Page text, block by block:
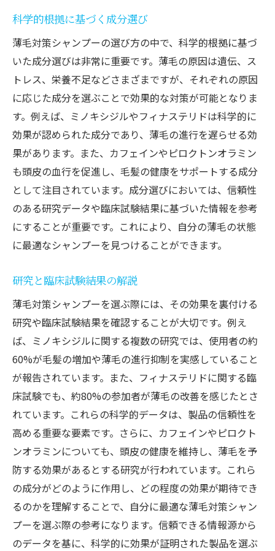
科学的根拠に基づく成分選び
薄毛対策シャンプーの選び方の中で、科学的根拠に基づ
いた成分選びは非常に重要です。薄毛の原因は遺伝、ス
トレス、栄養不足などさまざまですが、それぞれの原因
に応じた成分を選ぶことで効果的な対策が可能となりま
す。例えば、ミノキシジルやフィナステリドは科学的に
効果が認められた成分であり、薄毛の進行を遅らせる効
果があります。また、カフェインやピロクトンオラミン
も頭皮の血行を促進し、毛髪の健康をサポートする成分
として注目されています。成分選びにおいては、信頼性
のある研究データや臨床試験結果に基づいた情報を参考
にすることが重要です。これにより、自分の薄毛の状態
に最適なシャンプーを見つけることができます。
研究と臨床試験結果の解説
薄毛対策シャンプーを選ぶ際には、その効果を裏付ける
研究や臨床試験結果を確認することが大切です。例え
ば、ミノキシジルに関する複数の研究では、使用者の約
60%が毛髪の増加や薄毛の進行抑制を実感していること
が報告されています。また、フィナステリドに関する臨
床試験でも、約80%の参加者が薄毛の改善を感じたとさ
れています。これらの科学的データは、製品の信頼性を
高める重要な要素です。さらに、カフェインやピロクト
ンオラミンについても、頭皮の健康を維持し、薄毛を予
防する効果があるとする研究が行われています。これら
の成分がどのように作用し、どの程度の効果が期待でき
るのかを理解することで、自分に最適な薄毛対策シャン
プーを選ぶ際の参考になります。信頼できる情報源から
のデータを基に、科学的に効果が証明された製品を選ぶ